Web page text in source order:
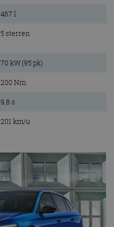
467 l
5 sterren
70 kW (95 pk)
200 Nm
9,8 s
201 km/u